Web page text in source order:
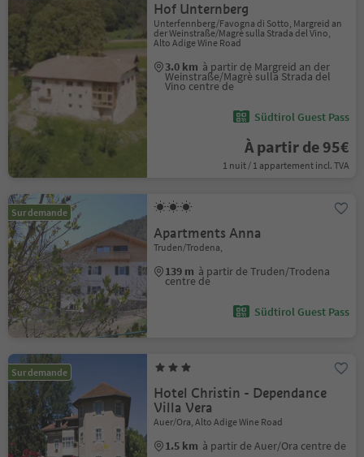
Hof Unternberg
Unterfennberg/Favogna di Sotto, Margreid an
der Weinstraße/Magrè sulla Strada del Vino,
Alto Adige Wine Road
3.0 km à partir de Margreid an der
Weinstraße/Magrè sulla Strada del
Vino centre de
Südtirol Guest Pass
À partir de 95€
1 nuit / 1 appartement incl. TVA
Sur demande
Apartments Anna
Truden/Trodena,
139 m à partir de Truden/Trodena
centre de
Südtirol Guest Pass
Sur demande
Hotel Christin - Dependance
Villa Vera
Auer/Ora, Alto Adige Wine Road
1.5 km à partir de Auer/Ora centre de